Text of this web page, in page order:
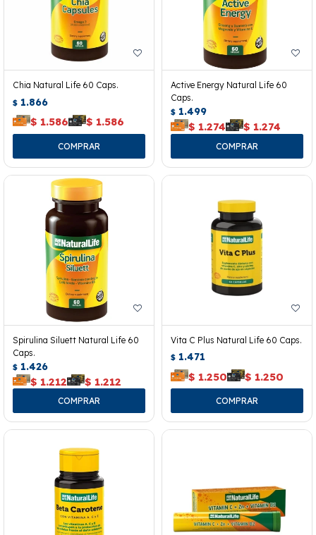
Chia Natural Life 60 Caps.
$ 1.866
$ 1.586 $ 1.586
Active Energy Natural Life 60
Caps.
$ 1.499
$ 1.274 $ 1.274
Spirulina Siluett Natural Life 60
Caps.
$ 1.426
$ 1.212 $ 1.212
Vita C Plus Natural Life 60 Caps.
$ 1.471
$ 1.250 $ 1.250